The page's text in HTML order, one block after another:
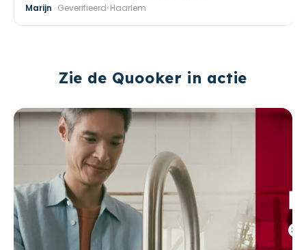
Marijn · Geverifieerd· Haarlem
Zie de Quooker in actie